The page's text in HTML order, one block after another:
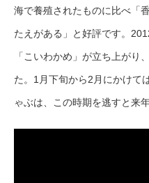
海で養殖されたものに比べ「
たえがある」と好評です。
「こいわかめ」が立ち上がり
た。1月下旬から2月にかけて
ゃぶは、この時期を逃すと来